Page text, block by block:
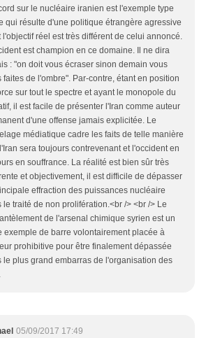
sur le nucléaire iranien est l'exemple type
qui résulte d'une politique étrangère agressive
l'objectif réel est très différent de celui annoncé.
est champion en ce domaine. Il ne dira
: "on doit vous écraser sinon demain vous
faites de l'ombre". Par-contre, étant en position
sur tout le spectre et ayant le monopole du
il est facile de présenter l'Iran comme auteur
d'une offense jamais explicitée. Le
médiatique cadre les faits de telle manière
sera toujours contrevenant et l'occident en
en souffrance. La réalité est bien sûr très
et objectivement, il est difficile de dépasser
effraction des puissances nucléaire
le traité de non prolifération.<br /> <br /> Le
de l'arsenal chimique syrien est un
exemple de barre volontairement placée à
prohibitive pour être finalement dépassée
le plus grand embarras de l'organisation des
05/09/2017 17:49